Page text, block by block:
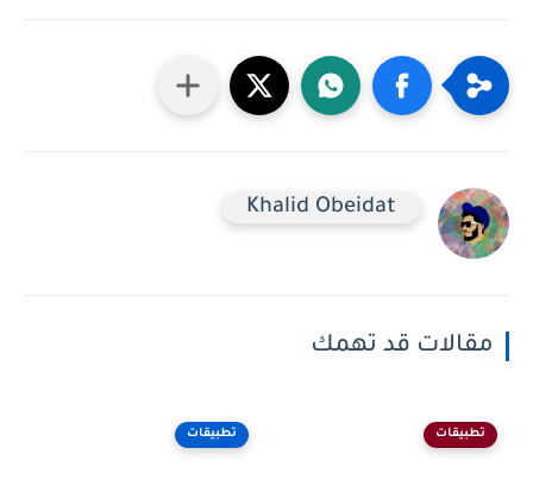
Khalid Obeidat
مقالات قد تهمك
تطبيقات تطبيقات